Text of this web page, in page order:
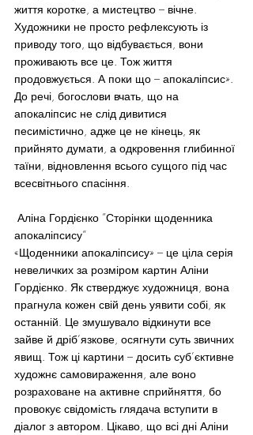
життя коротке, а мистецтво – вічне.
Художники не просто рефлексують із
приводу того, що відбувається, вони
проживають все це. Тож життя
продовжується. А поки що – апокаліпсис».
До речі, богослови вчать, що на
апокаліпсис не слід дивитися
песимістично, адже це не кінець, як
прийнято думати, а одкровення глибинної
таїни, відновлення всього сущого під час
всесвітнього спасіння.
апокаліпсису”
«Щоденники апокаліпсису» – це ціла серія
невеличких за розміром картин Аліни
Гордієнко. Як стверджує художниця, вона
прагнула кожен свій день уявити собі, як
останній. Це змушувало відкинути все
зайве й дріб’язкове, осягнути суть звичних
явищ. Тож ці картини – досить суб’єктивне
художнє самовираження, але воно
розраховане на активне сприйняття, бо
провокує свідомість глядача вступити в
діалог з автором. Цікаво, що всі дні Аліни